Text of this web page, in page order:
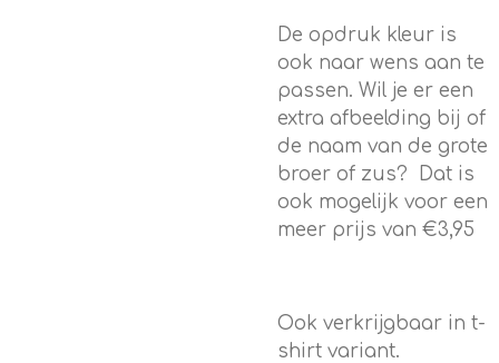
De opdruk kleur is
ook naar wens aan te
passen. Wil je er een
extra afbeelding bij of
de naam van de grote
broer of zus? Dat is
ook mogelijk voor een
meer prijs van €3,95
Ook verkrijgbaar in t-
shirt variant.